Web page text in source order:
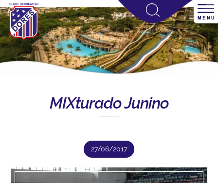
MIXturado Junino
27/06/2017